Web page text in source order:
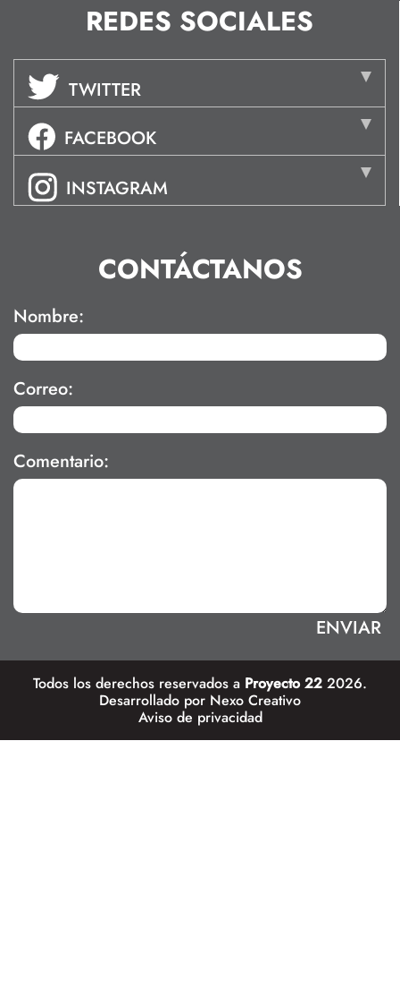
REDES SOCIALES
TWITTER
FACEBOOK
INSTAGRAM
CONTÁCTANOS
Nombre:
Correo:
Comentario:
Todos los derechos reservados a Proyecto 22 2026.
Desarrollado por Nexo Creativo
Aviso de privacidad